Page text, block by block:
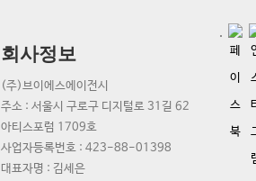
회사정보
(주)브이에스에이전시
주소 : 서울시 구로구 디지털로 31길 62
아티스포럼 1709호
사업자등록번호 : 423-88-01398
대표자명 : 김세은